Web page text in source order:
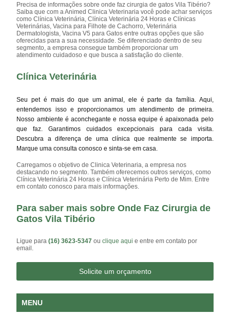
Precisa de informações sobre onde faz cirurgia de gatos Vila Tibério?
Saiba que com a Animed Clinica Veterinaria você pode achar serviços
como Clínica Veterinária, Clínica Veterinária 24 Horas e Clínicas
Veterinárias, Vacina para Filhote de Cachorro, Veterinária
Dermatologista, Vacina V5 para Gatos entre outras opções que são
oferecidas para a sua necessidade. Se diferenciado dentro de seu
segmento, a empresa consegue também proporcionar um
atendimento cuidadoso e que busca a satisfação do cliente.
Clínica Veterinária
Seu pet é mais do que um animal, ele é parte da família. Aqui,
entendemos isso e proporcionamos um atendimento de primeira.
Nosso ambiente é aconchegante e nossa equipe é apaixonada pelo
que faz. Garantimos cuidados excepcionais para cada visita.
Descubra a diferença de uma clínica que realmente se importa.
Marque uma consulta conosco e sinta-se em casa.
Carregamos o objetivo de Clinica Veterinaria, a empresa nos
destacando no segmento. Também oferecemos outros serviços, como
Clínica Veterinária 24 Horas e Clínica Veterinária Perto de Mim. Entre
em contato conosco para mais informações.
Para saber mais sobre Onde Faz Cirurgia de
Gatos Vila Tibério
Ligue para(16) 3623-5347ouclique aqui e entre em contato por
email.
Solicite um orçamento
MENU